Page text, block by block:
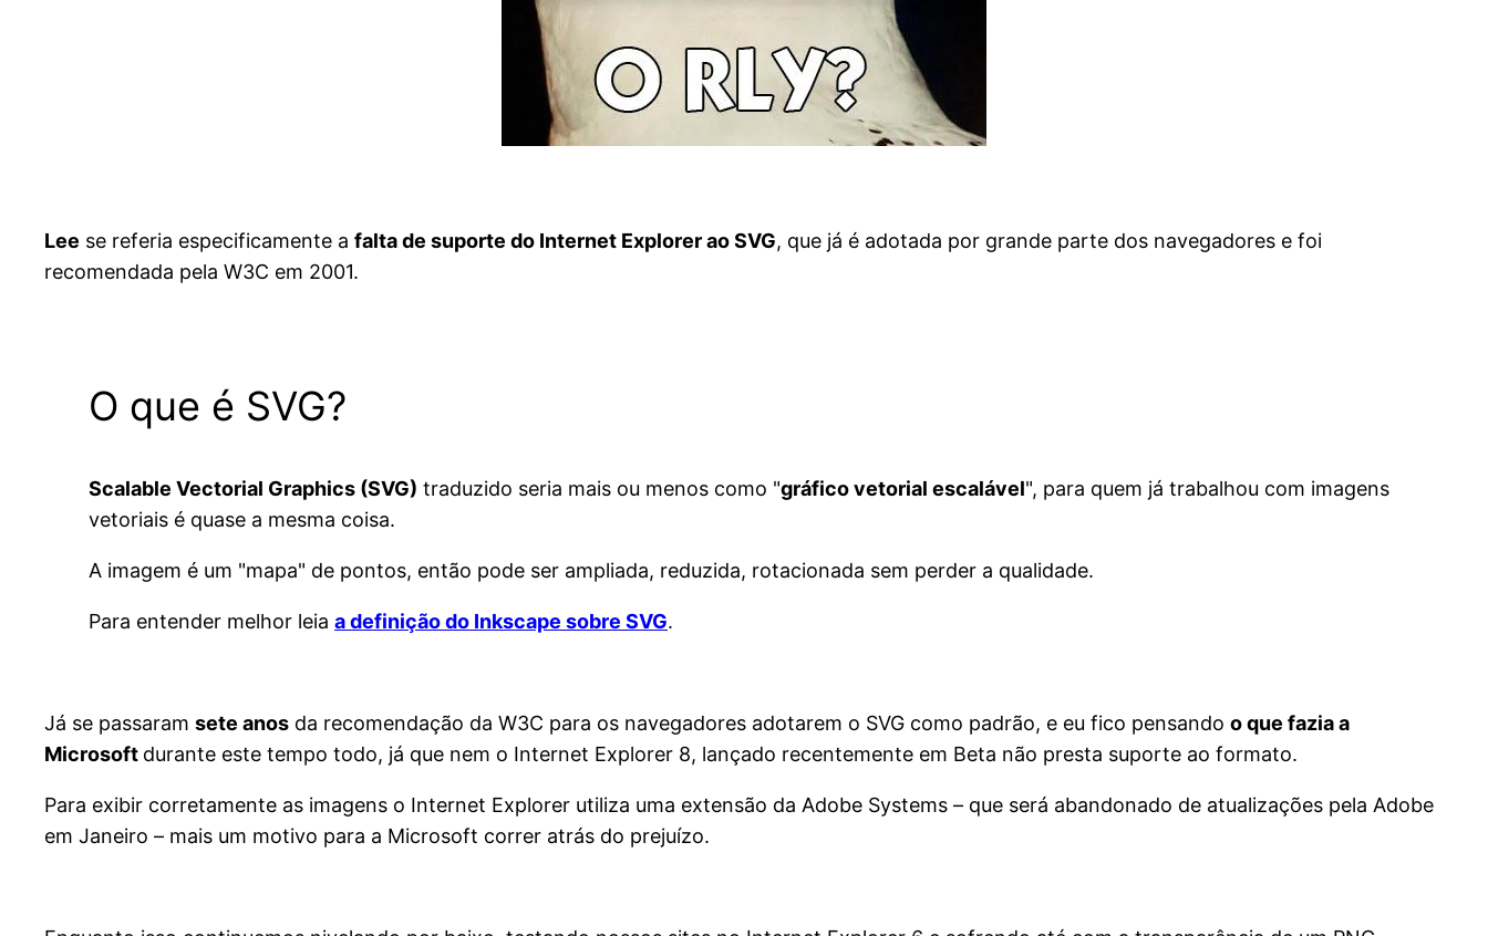
Lee se referia especificamente a falta de suporte do Internet Explorer ao SVG, que já é adotada por grande parte dos navegadores e foi
recomendada pela W3C em 2001.
O que é SVG?
Scalable Vectorial Graphics (SVG) traduzido seria mais ou menos como "gráfico vetorial escalável", para quem já trabalhou com imagens
vetoriais é quase a mesma coisa.
A imagem é um "mapa" de pontos, então pode ser ampliada, reduzida, rotacionada sem perder a qualidade.
Para entender melhor leia a definição do Inkscape sobre SVG.
Já se passaram sete anos da recomendação da W3C para os navegadores adotarem o SVG como padrão, e eu fico pensando o que fazia a
Microsoft durante este tempo todo, já que nem o Internet Explorer 8, lançado recentemente em Beta não presta suporte ao formato.
Para exibir corretamente as imagens o Internet Explorer utiliza uma extensão da Adobe Systems – que será abandonado de atualizações pela Adobe
em Janeiro – mais um motivo para a Microsoft correr atrás do prejuízo.